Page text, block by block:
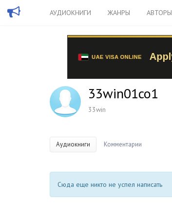
АУДИОКНИГИ ЖАНРЫ АВТОРЫ
33win01co1
33win
Аудиокниги Комментарии
Сюда еще никто не успел написать